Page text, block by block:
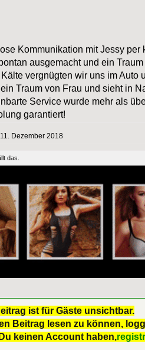
Kommunikation mit Jessy per
ausgemacht und ein
vergnügten wir uns im Auto
Traum von Frau und sieht in
Service wurde mehr als
garantiert!
11. Dezember 2018
das.
ist für Gäste unsichtbar.
Beitrag lesen zu können,
keinen Account haben,